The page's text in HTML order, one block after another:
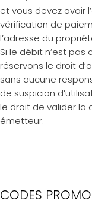
et vous devez avoir
vérification de
l’adresse du
Si le débit n’est
réservons le droit
sans aucune
de suspicion
le droit de valider la
émetteur.
CODES